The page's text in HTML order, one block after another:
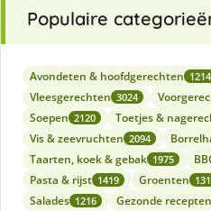
Populaire
Avondeten & hoofdgerechten
Vleesgerechten 3024
Soepen 2120 Toetjes &
Vis & zeevruchten 2094
Taarten, koek & gebak 1975
Pasta & rijst 1419 Groenten
Salades 1216 Gezonde recepten